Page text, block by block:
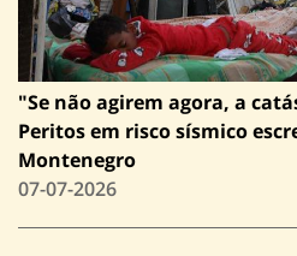
"Se não agirem agora, a
Peritos em risco sísmico
Montenegro
07-07-2026